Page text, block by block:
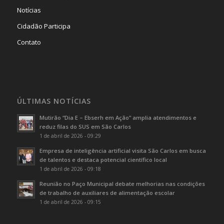
Notícias
Cidadão Participa
Contato
ÚLTIMAS NOTÍCIAS
Mutirão “Dia E – Ebserh em Ação” amplia atendimentos e
reduz filas do SUS em São Carlos
1 de abril de 2026 - 09:29
Empresa de inteligência artificial visita São Carlos em busca
de talentos e destaca potencial científico local
1 de abril de 2026 - 09:18
Reunião no Paço Municipal debate melhorias nas condições
de trabalho de auxiliares de alimentação escolar
1 de abril de 2026 - 09:15